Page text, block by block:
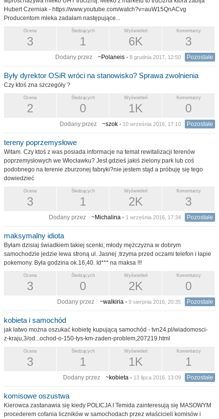
Hubert Czerniak - https://www.youtube.com/watch?v=auW15QnACvg
Producentom mleka zadałam następujące...
Komentarzy
3
Wyświetleń
6K
Śledzących
1
Ocena
3
Dodany przez ~Polaneis • 8 grudnia 2017, 12:50 Pozostałe
Były dyrektor OSiR wróci na stanowisko? Sprawa zwolnienia
Czy ktoś zna szczegóły ?
Komentarzy
0
Wyświetleń
1K
Śledzących
0
Ocena
2
Dodany przez ~szok • 10 września 2016, 17:10 Pozostałe
tereny poprzemysłowe
Witam. Czy ktoś z was posiada informacje na temat rewitalizacji terenów
poprzemysłowych we Włocławku? Jest gdzieś jakiś zielony park lub coś
podobnego na terenie zburzonej fabryki?nie jestem stąd a próbuję się tego
dowiedzieć
Komentarzy
3
Wyświetleń
2K
Śledzących
1
Ocena
3
Dodany przez ~Michalina • 1 września 2016, 17:34 Pozostałe
maksymalny idiota
Byłam dzisiaj świadkiem takiej scenki; młody mężczyzna w dobrym
samochodzie jedzie lewa stroną ul. Jasnej ,trzyma przed oczami telefon i łapie
pokemony. Była godzina ok.16,40. Id*** na maksa !!!
Komentarzy
0
Wyświetleń
2K
Śledzących
0
Ocena
3
Dodany przez ~walkiria • 9 sierpnia 2016, 20:35 Pozostałe
kobieta i samochód
jak łatwo można oszukać kobietę kupującą samochód - tvn24.pl/wiadomosci-
z-kraju,3/od...ochod-o-150-tys-km-zaden-problem,207219.html
Komentarzy
1
Wyświetleń
1K
Śledzących
1
Ocena
3
Dodany przez ~kobieta • 13 lipca 2016, 13:09 Pozostałe
komisowe oszustwa
Kierowca zastanawia się kiedy POLICJA I Temida zainteresują się MASOWYM
procederem cofania liczników w samochodach przez właścicieli komisów i